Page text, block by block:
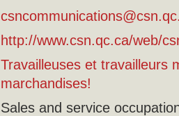
http://www.csn.qc.ca/web/
Travailleuses et travailleurs
marchandises!
Sales and service